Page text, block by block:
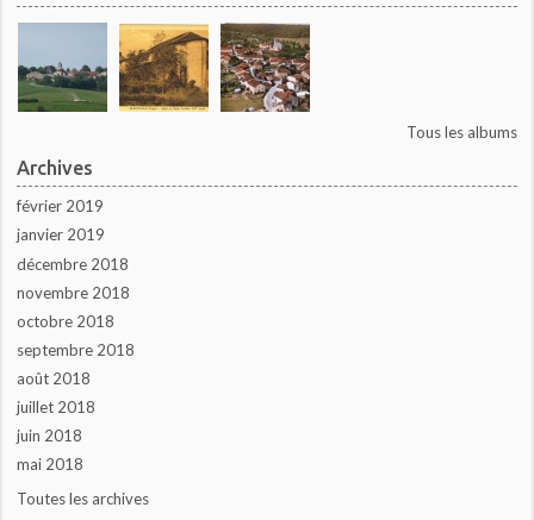
Tous les albums
Archives
février 2019
janvier 2019
décembre 2018
novembre 2018
octobre 2018
septembre 2018
août 2018
juillet 2018
juin 2018
mai 2018
Toutes les archives